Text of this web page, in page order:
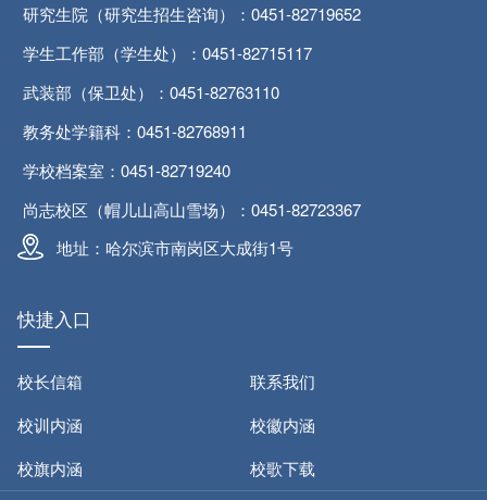
研究生院（研究生招生咨询）：0451-82719652
学生工作部（学生处）：0451-82715117
武装部（保卫处）：0451-82763110
教务处学籍科：0451-82768911
学校档案室：0451-82719240
尚志校区（帽儿山高山雪场）：0451-82723367
地址：哈尔滨市南岗区大成街1号
快捷入口
校长信箱
联系我们
校训内涵
校徽内涵
校旗内涵
校歌下载